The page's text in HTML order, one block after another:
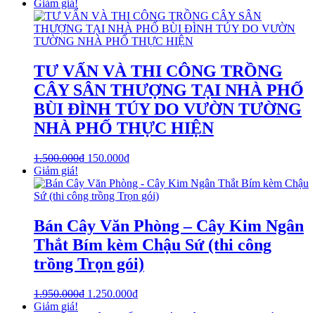
Giảm giá!
TƯ VẤN VÀ THI CÔNG TRỒNG
CÂY SÂN THƯỢNG TẠI NHÀ PHỐ
BÙI ĐÌNH TÚY DO VƯỜN TƯỜNG
NHÀ PHỐ THỰC HIỆN
1.500.000₫ 150.000₫
Giảm giá!
Bán Cây Văn Phòng – Cây Kim Ngân
Thắt Bím kèm Chậu Sứ (thi công
trồng Trọn gói)
1.950.000₫ 1.250.000₫
Giảm giá!